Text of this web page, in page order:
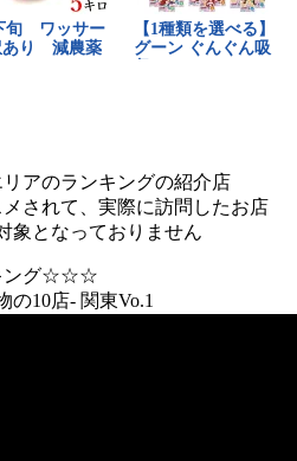
アのランキングの紹介店
されて、実際に訪問したお店
象となっておりません
ング☆☆☆
10店- 関東Vo.1